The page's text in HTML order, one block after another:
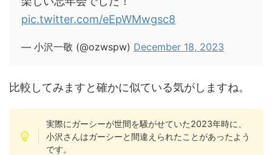
pic.twitter.com/eEpWMwgsc8
— 小沢一敬 (@ozwspw) December 18, 2023
比較してみますと確かに似ている気がしますね。
実際にガーシーが世間を騒がせていた2023年時に、
小沢さんはガーシーと間違えられたことがあったよう
です。